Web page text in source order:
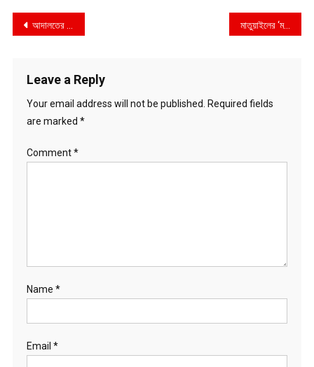
Post
আদালতের স্ট্যাটাস কে উপেক্ষা করে দখল-বাণিজ্য! গৃহায়নের উপ-সহকারী প্রকৌশলী মাহমুদুর রহমানের বিরুদ্ধে কোটি টাকার দুর্নীতির বিস্ফোরক অভিযোগ মাতুয়াইলের ‘ময়লার সাম্রাজ্য’ শত কোটি টাকার বর্জ্য বাণিজ্যে বিষাক্ত হচ্ছে ঢাকা : বাড়ছে জনস্বাস্থ্যের ঝুঁকি, বাতাসে উৎকট দুর্গন্ধ !
Leave a Reply
Your email address will not be published.
Required fields
are marked *
Comment*
Name *
Email *